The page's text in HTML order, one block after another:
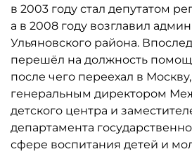
в 2003 году стал депутатом
а в 2008 году возглавил
Ульяновского района.
перешёл на должность
после чего переехал в Москву,
генеральным директором
детского центра и
департамента
сфере воспитания детей и